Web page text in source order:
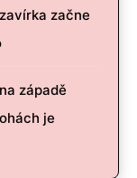
začne
západě
je